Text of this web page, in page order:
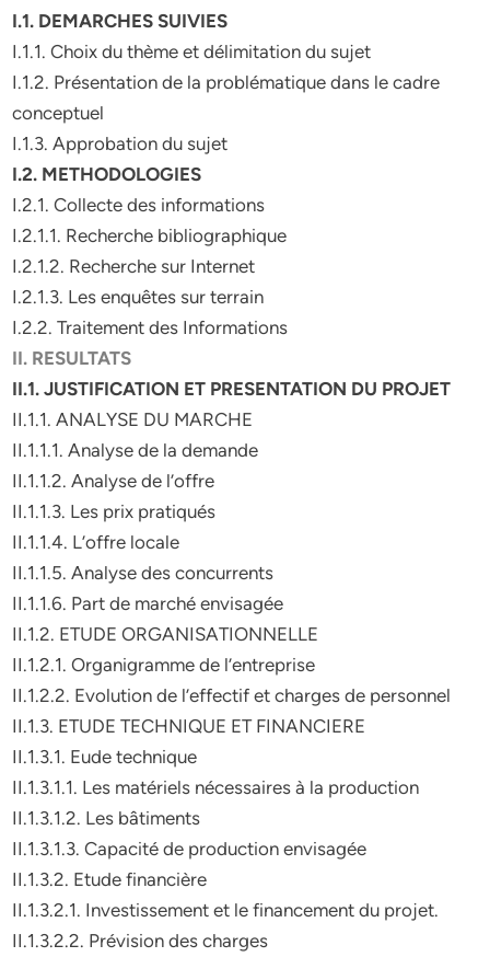
I.1. DEMARCHES SUIVIES
I.1.1. Choix du thème et délimitation du sujet
I.1.2. Présentation de la problématique dans le cadre
conceptuel
I.1.3. Approbation du sujet
I.2. METHODOLOGIES
I.2.1. Collecte des informations
I.2.1.1. Recherche bibliographique
I.2.1.2. Recherche sur Internet
I.2.1.3. Les enquêtes sur terrain
I.2.2. Traitement des Informations
II. RESULTATS
II.1. JUSTIFICATION ET PRESENTATION DU PROJET
II.1.1. ANALYSE DU MARCHE
II.1.1.1. Analyse de la demande
II.1.1.2. Analyse de l’offre
II.1.1.3. Les prix pratiqués
II.1.1.4. L’offre locale
II.1.1.5. Analyse des concurrents
II.1.1.6. Part de marché envisagée
II.1.2. ETUDE ORGANISATIONNELLE
II.1.2.1. Organigramme de l’entreprise
II.1.2.2. Evolution de l’effectif et charges de personnel
II.1.3. ETUDE TECHNIQUE ET FINANCIERE
II.1.3.1. Eude technique
II.1.3.1.1. Les matériels nécessaires à la production
II.1.3.1.2. Les bâtiments
II.1.3.1.3. Capacité de production envisagée
II.1.3.2. Etude financière
II.1.3.2.1. Investissement et le financement du projet.
II.1.3.2.2. Prévision des charges